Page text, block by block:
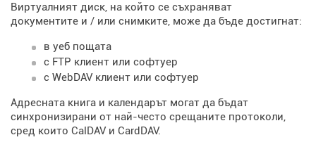
Виртуалният диск, на който се съхраняват
документите и / или снимките, може да бъде достигнат:
в уеб пощата
с FTP клиент или софтуер
с WebDAV клиент или софтуер
Адресната книга и календарът могат да бъдат
синхронизирани от най-често срещаните протоколи,
сред които CalDAV и CardDAV.